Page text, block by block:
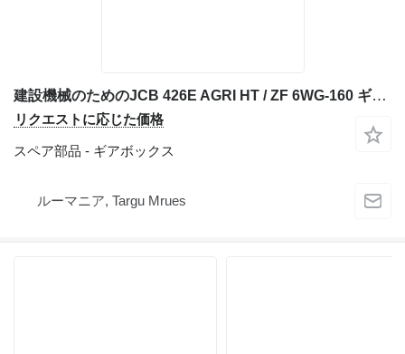
建設機械のためのJCB 426E AGRI HT / ZF 6WG-160 ギアボックス
リクエストに応じた価格
スペア部品 - ギアボックス
ルーマニア, Targu Mrues